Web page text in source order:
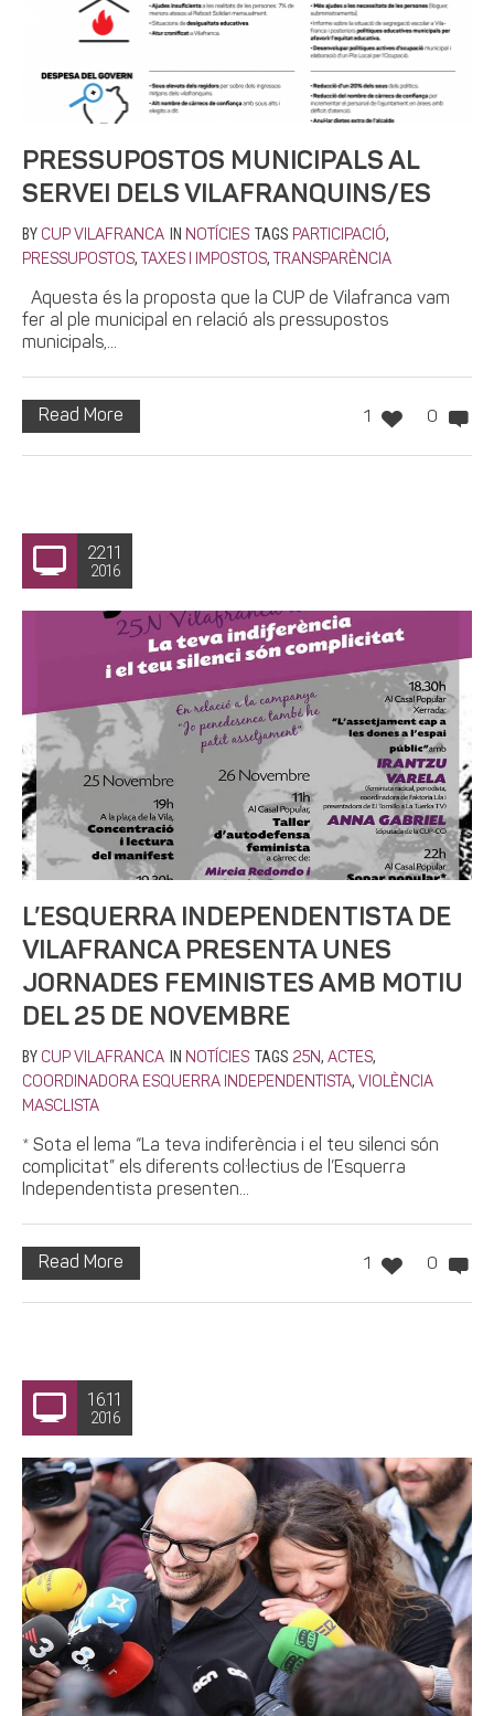
PRESSUPOSTOS MUNICIPALS AL
SERVEI DELS VILAFRANQUINS/ES
BY CUP VILAFRANCA IN NOTÍCIES TAGS PARTICIPACIÓ,
PRESSUPOSTOS, TAXES I IMPOSTOS, TRANSPARÈNCIA
Aquesta és la proposta que la CUP de Vilafranca vam
fer al ple municipal en relació als pressupostos
municipals,...
1 0
Read More
22.11
2016
L’ESQUERRA INDEPENDENTISTA DE
VILAFRANCA PRESENTA UNES
JORNADES FEMINISTES AMB MOTIU
DEL 25 DE NOVEMBRE
BY CUP VILAFRANCA IN NOTÍCIES TAGS 25N, ACTES,
COORDINADORA ESQUERRA INDEPENDENTISTA, VIOLÈNCIA
MASCLISTA
* Sota el lema “La teva indiferència i el teu silenci són
complicitat” els diferents col·lectius de l’Esquerra
Independentista presenten...
1 0
Read More
16.11
2016